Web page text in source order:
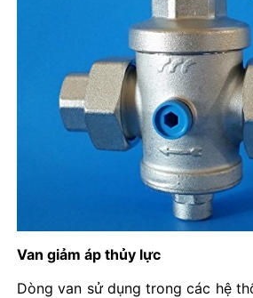
Van giảm áp thủy lực
Dòng van sử dụng trong các hệ